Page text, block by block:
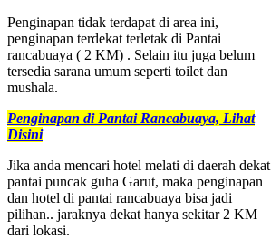
Penginapan tidak terdapat di area ini,
penginapan terdekat terletak di Pantai
rancabuaya ( 2 KM) . Selain itu juga belum
tersedia sarana umum seperti toilet dan
mushala.
Penginapan di Pantai Rancabuaya, Lihat
Disini
Jika anda mencari hotel melati di daerah dekat
pantai puncak guha Garut, maka penginapan
dan hotel di pantai rancabuaya bisa jadi
pilihan.. jaraknya dekat hanya sekitar 2 KM
dari lokasi.